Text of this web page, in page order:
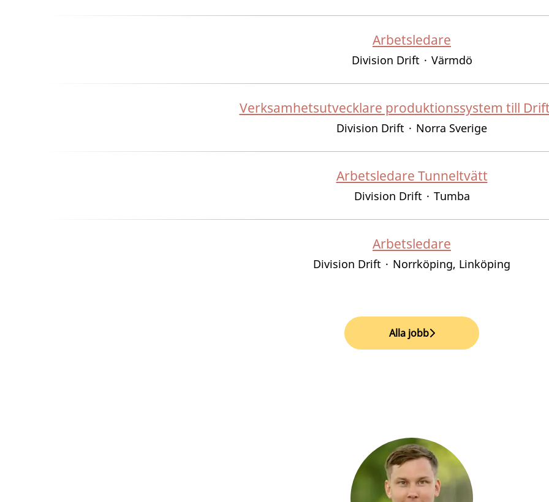
Arbetsledare
Division Drift · Värmdö
Verksamhetsutvecklare produktionssystem till
Division Drift · Norra Sverige
Arbetsledare Tunneltvätt
Division Drift · Tumba
Arbetsledare
Division Drift · Norrköping, Linköping
Alla jobb